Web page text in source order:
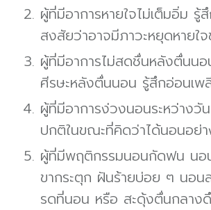
ผู้ที่มีอาการหายใจไม่เต็มอิ่ม รู้
สงสัยว่าอาจมีภาวะหยุดหายใ
ผู้ที่มีอาการไม่สดชื่นหลังตื่นน
ศีรษะหลังตื่นนอน รู้สึกอ่อนเ
ผู้ที่มีอาการง่วงนอนระหว่าง
ปกติในขณะที่คิดว่าได้นอนอย่
ผู้ที่มีพฤติกรรมนอนกัดฟน นอ
ขากระตุก ฝันร้ายบ่อย ๆ นอน
รดที่นอน หรือ สะดุ้งตื่นกลางดึ